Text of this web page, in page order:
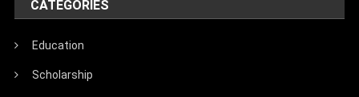
CATEGORIES
Education
Scholarship